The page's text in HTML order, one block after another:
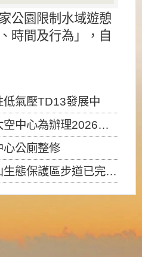
公園限制水域遊憩
時間及行為」，自
低氣壓TD13發展中
台灣盃火箭競賽，陸、海、空域警戒及協調相關事宜，因颱風備案事宜
心公廁整修
成修復，自115年7月13日（星期一）起恢復開放入園，歡迎民眾依規定申請入園....